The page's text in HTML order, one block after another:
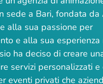
sede a Bari, fondata da
alla sua passione per
e alla sua esperienza
ha deciso di creare
servizi personalizzati e
eventi privati che